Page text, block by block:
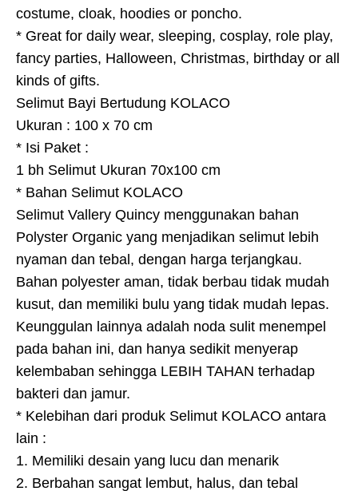
costume, cloak, hoodies or poncho.
* Great for daily wear, sleeping, cosplay, role play,
fancy parties, Halloween, Christmas, birthday or all
kinds of gifts.
Selimut Bayi Bertudung KOLACO
Ukuran : 100 x 70 cm
* Isi Paket :
1 bh Selimut Ukuran 70x100 cm
* Bahan Selimut KOLACO
Selimut Vallery Quincy menggunakan bahan
Polyster Organic yang menjadikan selimut lebih
nyaman dan tebal, dengan harga terjangkau.
Bahan polyester aman, tidak berbau tidak mudah
kusut, dan memiliki bulu yang tidak mudah lepas.
Keunggulan lainnya adalah noda sulit menempel
pada bahan ini, dan hanya sedikit menyerap
kelembaban sehingga LEBIH TAHAN terhadap
bakteri dan jamur.
* Kelebihan dari produk Selimut KOLACO antara
lain :
1. Memiliki desain yang lucu dan menarik
2. Berbahan sangat lembut, halus, dan tebal